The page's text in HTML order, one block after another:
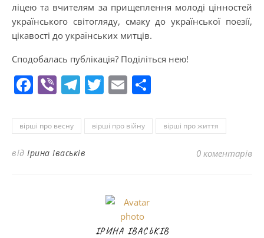
ліцею та вчителям за прищеплення молоді цінностей
українського світогляду, смаку до української поезії,
цікавості до українських митців.
Сподобалась публікація? Поділіться нею!
Facebook
ViberTelegram
Twitter
Email
вірші про весну вірші про війну вірші про життя
від Ірина Іваськів 0 коментарів
ІРИНА ІВАСЬКІВ